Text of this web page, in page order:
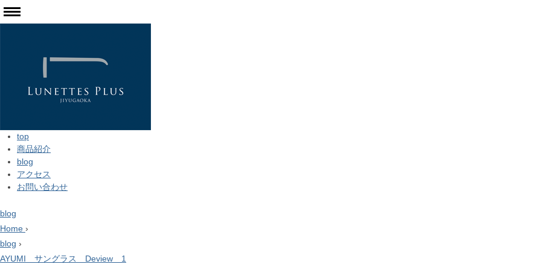
top
商品紹介
blog
アクセス
お問い合わせ
blog
Home ›
blog ›
AYUMI サングラス Deview 1